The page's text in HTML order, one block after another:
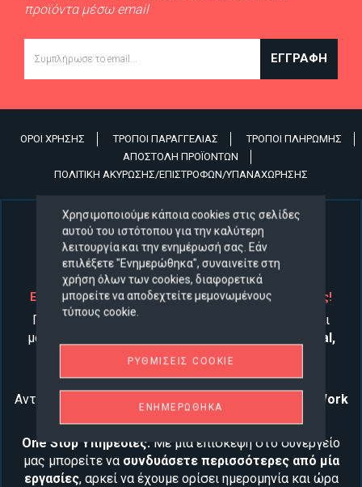
προϊόντα μέσω email
ΕΓΓΡΑΦΉ
ΌΡΟΙ ΧΡΉΣΗΣ ΤΡΌΠΟΙ ΠΑΡΑΓΓΕΛΊΑΣ
ΤΡΌΠΟΙ ΠΛΗΡΩΜΉΣ
ΑΠΟΣΤΟΛΉ ΠΡΟΪΌΝΤΩΝ
ΠΟΛΙΤΙΚΉ ΑΚΎΡΩΣΗΣ/ΕΠΙΣΤΡΟΦΏΝ/ΥΠΑΝΑΧΏΡΗΣΗΣ
Ελαστικά και ζάντες στις καλύτερες τιμές της αγοράς!
Προσφέρουμε τις μεγαλύτερες ευκαιρίες αλλά και
μοναδικές τιμές σε λάστιχα
Continental,
και άλλων εταιριώνκαθώς
επιλογές σεζάντεςαυτοκινήτου.
Αντιπρόσωποι των κορυφαίων ιαπωνικών ζαντών
Work
One Stop Υπηρεσίες: Με μία επίσκεψη στο συνεργείο
μας μπορείτε να συνδυάσετε περισσότερες από μία
εργασίες, αρκεί να έχουμε ορίσει ημερομηνία και ώρα
Χρησιμοποιούμε κάποια cookies στις σελίδες
αυτού του ιστότοπου για την καλύτερη
λειτουργία και την ενημέρωσή σας. Εάν
επιλέξετε "Ενημερώθηκα", συναινείτε στη
χρήση όλων των cookies, διαφορετικά
μπορείτε να αποδεχτείτε μεμονωμένους
τύπους cookie.
ΡΥΘΜΊΣΕΙΣ COOKIE
ΕΝΗΜΕΡΏΘΗΚΑ